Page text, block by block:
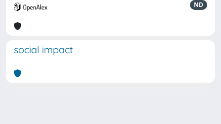
ND
social impact